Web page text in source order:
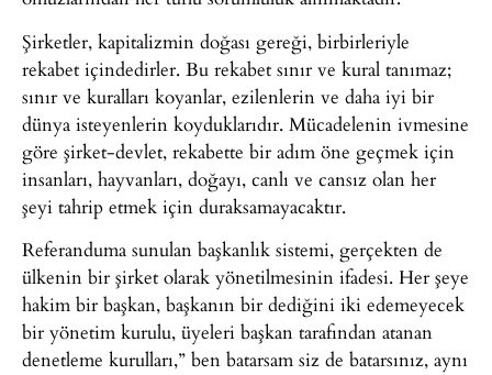
Şirketler, kapitalizmin doğası gereği, birbirleriyle
rekabet içindedirler. Bu rekabet sınır ve kural tanımaz;
sınır ve kuralları koyanlar, ezilenlerin ve daha iyi bir
dünya isteyenlerin koyduklarıdır. Mücadelenin ivmesine
göre şirket-devlet, rekabette bir adım öne geçmek için
insanları, hayvanları, doğayı, canlı ve cansız olan her
şeyi tahrip etmek için duraksamayacaktır.
Referanduma sunulan başkanlık sistemi, gerçekten de
ülkenin bir şirket olarak yönetilmesinin ifadesi. Her şeye
hakim bir başkan, başkanın bir dediğini iki edemeyecek
bir yönetim kurulu, üyeleri başkan tarafından atanan
denetleme kurulları,” ben batarsam siz de batarsınız, aynı